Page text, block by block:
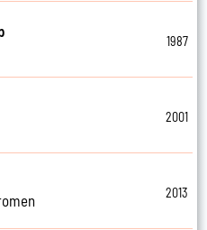
1987
2001
2013